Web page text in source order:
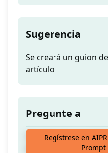
Sugerencia
Se creará un guion
artículo
Pregunte a
Creación de un
Regístrese en
Prompt